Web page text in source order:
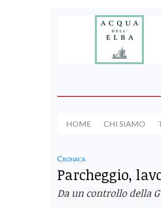
HOME CHI SIAMO
Cronaca
Parcheggio,
Da un controllo della